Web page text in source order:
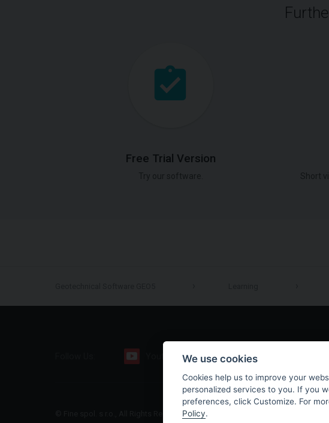
Free Trial Version
Facebook
© Fine spol. s r.o., All Rights Reserved |Sitemap
We use cookies
Cookies help us to improve your
personalized services to you. If you
preferences, click Customize. For
Policy.